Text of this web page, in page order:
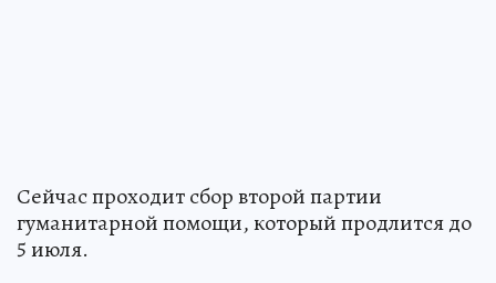
Сейчас проходит сбор второй партии
гуманитарной помощи, который продлится до
5 июля.